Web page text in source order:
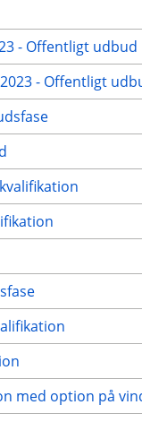
- Offentligt udbud
- Offentligt
option på